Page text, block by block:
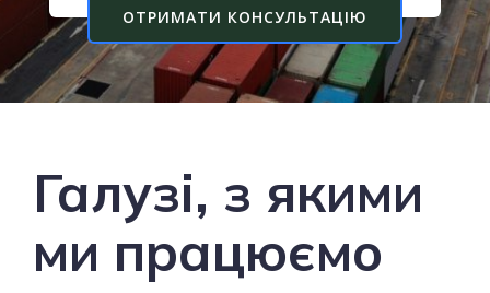
ОТРИМАТИ КОНСУЛЬТАЦІЮ
Галузі, з якими
ми працюємо